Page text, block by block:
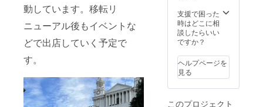
動しています。移転リ
ニューアル後もイベントな
どで出店していく予定で
す。
支援で困った
時はどこに相
談したらいい
ですか？
ヘルプページを
見る
このプロジェクト